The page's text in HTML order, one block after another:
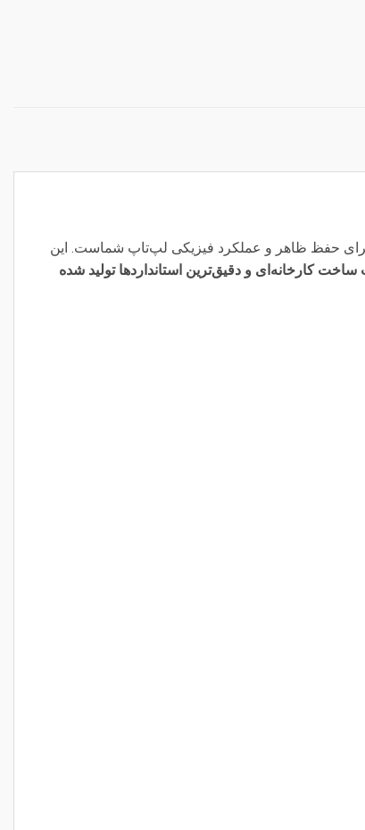
حفظ ظاهر و عملکرد فیزیکی لپ‌تاپ شماست. این
ساخت کارخانه‌ای و دقیق‌ترین استانداردها تولید شده